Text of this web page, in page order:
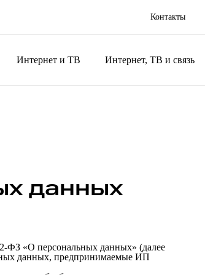
Контакты
Интернет и ТВ Интернет, ТВ и связь
данных